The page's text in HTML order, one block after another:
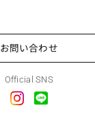
お問い合わせ
Official SNS